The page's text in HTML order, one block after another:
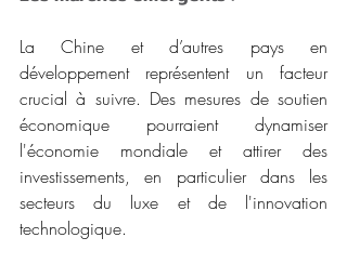
La Chine et d’autres pays en
développement représentent un facteur
crucial à suivre. Des mesures de soutien
économique pourraient dynamiser
l'économie mondiale et attirer des
investissements, en particulier dans les
secteurs du luxe et de l'innovation
technologique.